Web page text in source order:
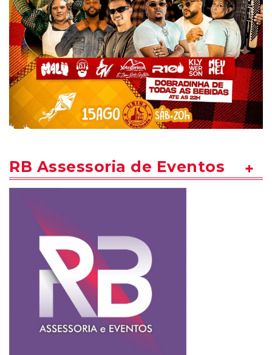
RB Assessoria de Eventos